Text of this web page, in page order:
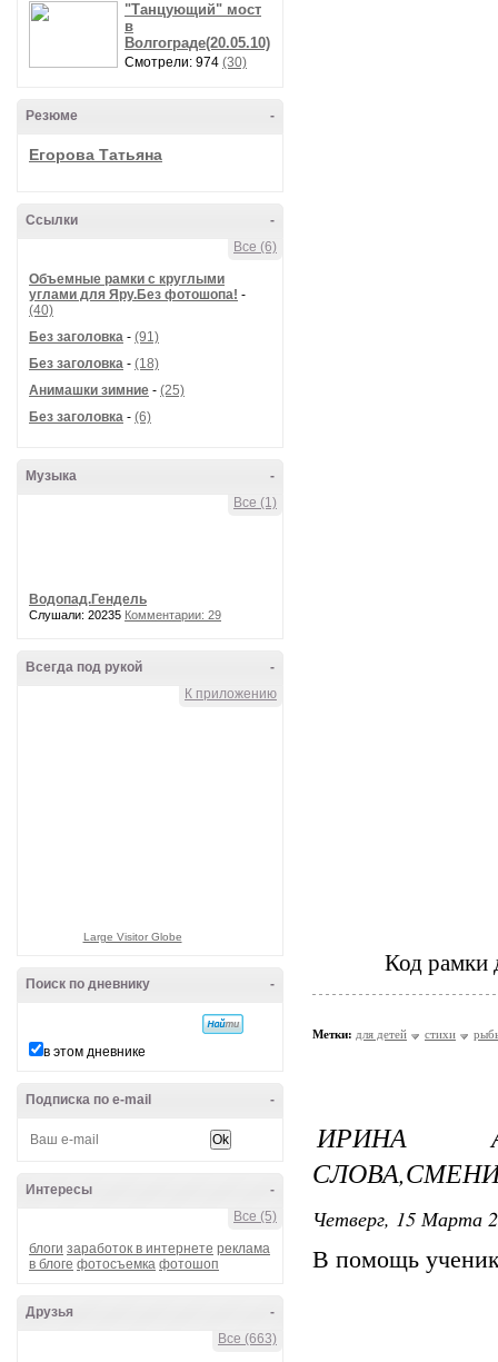
"Танцующий" мост
в
Волгограде(20.05.10)
Смотрели: 974 (30)
-
Резюме
Егорова Татьяна
-
Ссылки
Все (6)
Объемные рамки с круглыми
углами для Яру.Без фотошопа! -
(40)
Без заголовка - (91)
Без заголовка - (18)
Анимашки зимние - (25)
Без заголовка - (6)
-
Музыка
Все (1)
Водопад.Гендель
Слушали: 20235 Комментарии: 29
-
Всегда под рукой
К приложению
Large Visitor Globe
-
Поиск по дневнику
в этом дневнике
-
Подписка по e-mail
-
Интересы
Все (5)
блоги заработок в интернете реклама
в блоге фотосъемка фотошоп
-
Друзья
Все (663)
Код рамки
Метки: для детей стихи
ИРИНА
Четверг, 15 Марта
В помощь